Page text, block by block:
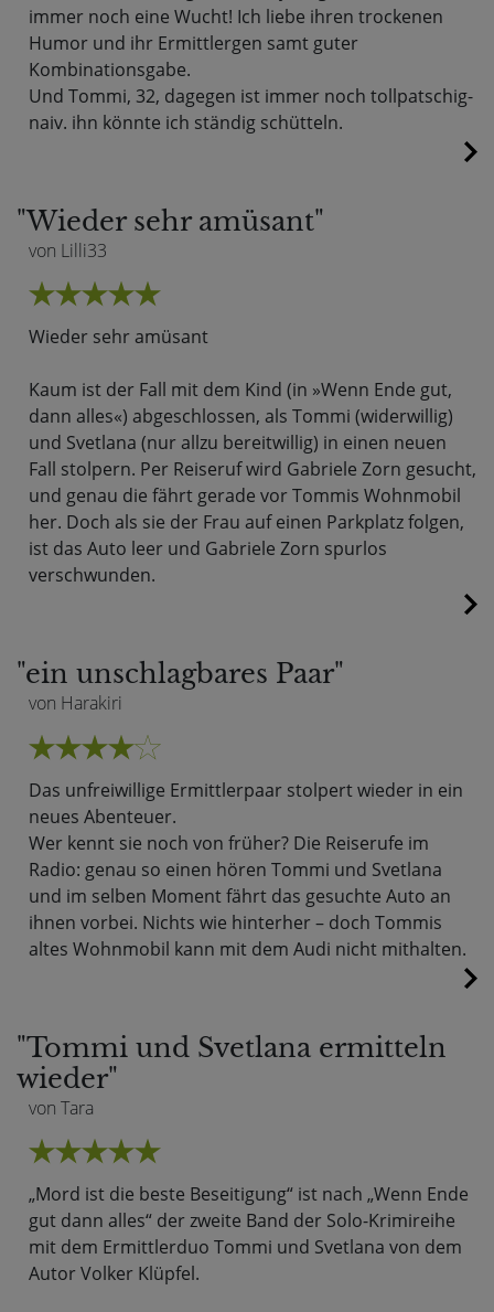
immer noch eine Wucht! Ich liebe ihren trockenen
Humor und ihr Ermittlergen samt guter
Kombinationsgabe.
Und Tommi, 32, dagegen ist immer noch tollpatschig-
naiv. ihn könnte ich ständig schütteln.
"Wieder sehr amüsant"
von Lilli33
Wieder sehr amüsant
Kaum ist der Fall mit dem Kind (in »Wenn Ende gut,
dann alles«) abgeschlossen, als Tommi (widerwillig)
und Svetlana (nur allzu bereitwillig) in einen neuen
Fall stolpern. Per Reiseruf wird Gabriele Zorn gesucht,
und genau die fährt gerade vor Tommis Wohnmobil
her. Doch als sie der Frau auf einen Parkplatz folgen,
ist das Auto leer und Gabriele Zorn spurlos
verschwunden.
"ein unschlagbares Paar"
von Harakiri
Das unfreiwillige Ermittlerpaar stolpert wieder in ein
neues Abenteuer.
Wer kennt sie noch von früher? Die Reiserufe im
Radio: genau so einen hören Tommi und Svetlana
und im selben Moment fährt das gesuchte Auto an
ihnen vorbei. Nichts wie hinterher – doch Tommis
altes Wohnmobil kann mit dem Audi nicht mithalten.
"Tommi und Svetlana ermitteln
wieder"
von Tara
„Mord ist die beste Beseitigung“ ist nach „Wenn Ende
gut dann alles“ der zweite Band der Solo-Krimireihe
mit dem Ermittlerduo Tommi und Svetlana von dem
Autor Volker Klüpfel.